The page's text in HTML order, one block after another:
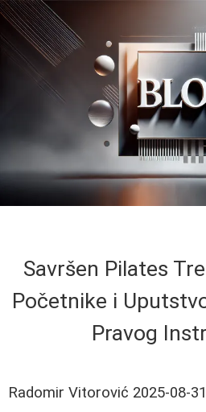
Savršen Pilates
Početnike i
Pravog
Radomir Vitorović 2025-08-31